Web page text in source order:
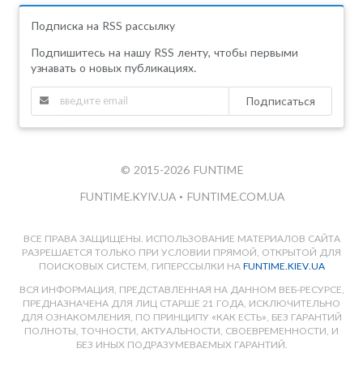
Подписка на RSS рассылку
Подпишитесь на нашу RSS ленту, чтобы первыми
узнавать о новых публикациях.
Подписаться
© 2015-2026 FUNTIME
FUNTIME.KYIV.UA • FUNTIME.COM.UA
ВСЕ ПРАВА ЗАЩИЩЕНЫ. ИСПОЛЬЗОВАНИЕ МАТЕРИАЛОВ САЙТА
РАЗРЕШАЕТСЯ ТОЛЬКО ПРИ УСЛОВИИ ПРЯМОЙ, ОТКРЫТОЙ ДЛЯ
ПОИСКОВЫХ СИСТЕМ, ГИПЕРССЫЛКИ НА FUNTIME.KIEV.UA
ВСЯ ИНФОРМАЦИЯ, ПРЕДСТАВЛЕННАЯ НА ДАННОМ ВЕБ-РЕСУРСЕ,
ПРЕДНАЗНАЧЕНА ДЛЯ ЛИЦ СТАРШЕ 21 ГОДА, ИСКЛЮЧИТЕЛЬНО
ДЛЯ ОЗНАКОМЛЕНИЯ, ПО ПРИНЦИПУ «КАК ЕСТЬ», БЕЗ ГАРАНТИЙ
ПОЛНОТЫ, ТОЧНОСТИ, АКТУАЛЬНОСТИ, СВОЕВРЕМЕННОСТИ, И
БЕЗ ИНЫХ ПОДРАЗУМЕВАЕМЫХ ГАРАНТИЙ.